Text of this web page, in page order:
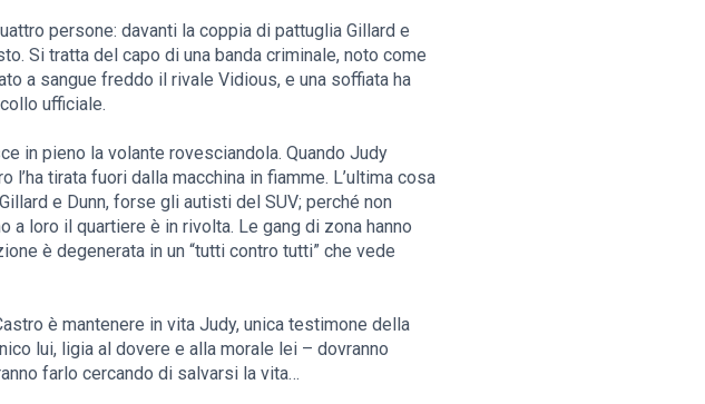
persone: davanti la coppia di pattuglia Gillard e
Si tratta del capo di una banda criminale, noto come
a sangue freddo il rivale Vidious, e una soffiata ha
ufficiale.
in pieno la volante rovesciandola. Quando Judy
tirata fuori dalla macchina in fiamme. L’ultima cosa
e Dunn, forse gli autisti del SUV; perché non
a loro il quartiere è in rivolta. Le gang di zona hanno
è degenerata in un “tutti contro tutti” che vede
è mantenere in vita Judy, unica testimone della
lui, ligia al dovere e alla morale lei – dovranno
farlo cercando di salvarsi la vita…